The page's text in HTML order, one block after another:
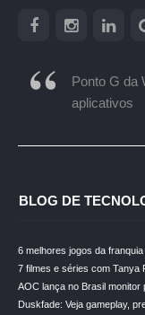
Ponto G da
aplicativos
BLOG DE
6 melhores jogos da
7 filmes e séries com Tanya
AOC lança no Brasil monitor
Duskfade: Veja gameplay,